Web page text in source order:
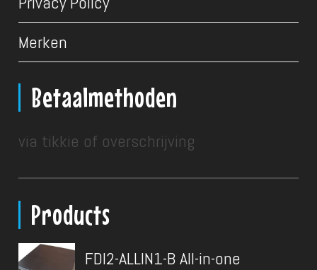
Merken
Betaalmethoden
via tikkie of overschrijving
Products
FDI2-ALLIN1-B All-in-one